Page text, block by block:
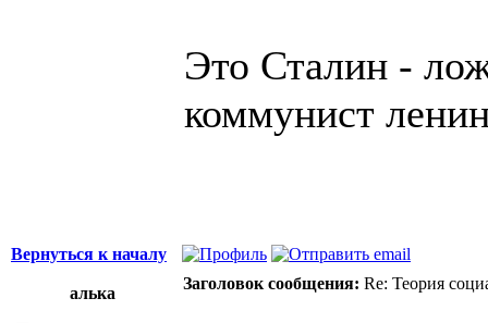
Это Сталин -
коммунист
Вернуться к началу
алька
Заголовок сообщения: Re: Теория